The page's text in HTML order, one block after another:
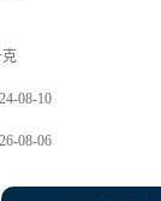
克
08-10
08-06